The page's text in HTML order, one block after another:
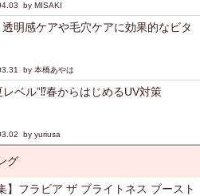
by MISAKI
明感ケアや毛穴ケアに効果的なビタ
by 本橋あやは
ベル”⁉︎春からはじめるUV対策
by yuriusa
グ
】フラビア ザ ブライトネス ブースト